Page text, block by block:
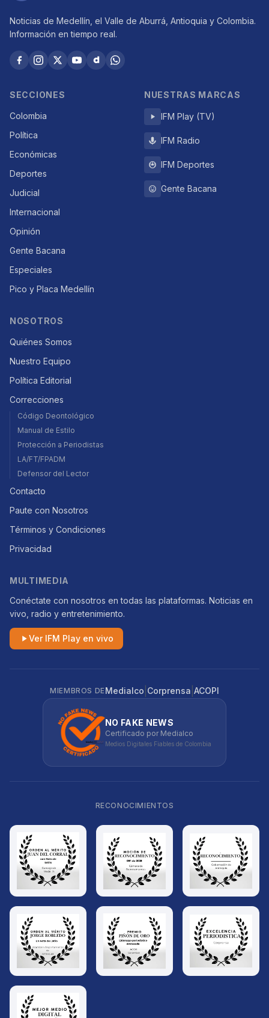
Noticias de Medellín, el Valle de Aburrá, Antioquia y Colombia.
Información en tiempo real.
SECCIONES
Colombia
Política
Económicas
Deportes
Judicial
Internacional
Opinión
Gente Bacana
Especiales
Pico y Placa Medellín
NUESTRAS MARCAS
IFM Play (TV)
IFM Radio
IFM Deportes
Gente Bacana
NOSOTROS
Quiénes Somos
Nuestro Equipo
Política Editorial
Correcciones
Código Deontológico
Manual de Estilo
Protección a Periodistas
LA/FT/FPADM
Defensor del Lector
Contacto
Paute con Nosotros
Términos y Condiciones
Privacidad
MULTIMEDIA
Conéctate con nosotros en todas las plataformas. Noticias en
vivo, radio y entretenimiento.
Ver IFM Play en vivo
MIEMBROS DEMedialco Corprensa ACOPI
NO FAKE NEWS
Certificado por Medialco
Medios Digitales Fiables de Colombia
RECONOCIMIENTOS